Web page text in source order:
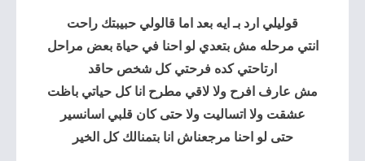
قوليلي ارد بـ ايه بعد اما قالولي حبيبتك راحت
انتي مرحله مش بتعدي لو احنا في حياة بعض مراحل
ارتاحتي كده فرحتي كل شخص حاقد
مش عارف افرح ولا لاقي مطرح انا كل حياتي باظت
عشقت ولا اتساليت ولا حتى كان قلبي اسانسير
حتى لو احنا مرجعناش انا بتمنالك كل الخير